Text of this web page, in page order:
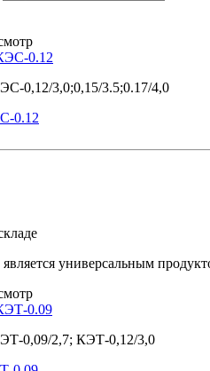
0,12/3,0;0,15/3.5;0.17/4,0
0.12
универсальным
0,09/2,7; КЭТ-0,12/3,0